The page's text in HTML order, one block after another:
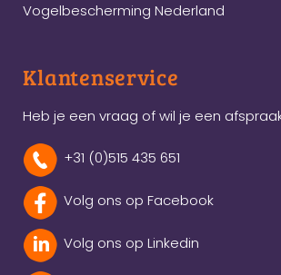
Vogelbescherming Nederland
Klantenservice
Heb je een vraag of wil je een
+31 (0)515 435 651
Volg ons op Facebook
Volg ons op Linkedin